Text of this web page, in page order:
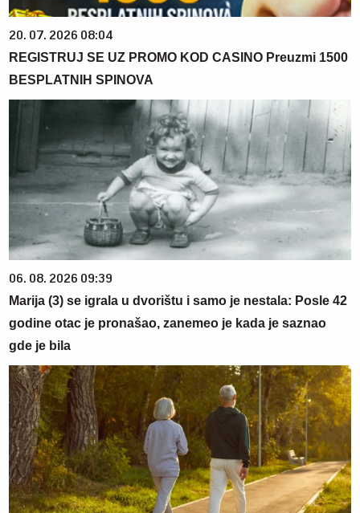
20. 07. 2026 08:04
REGISTRUJ SE UZ PROMO KOD CASINO Preuzmi 1500
BESPLATNIH SPINOVA
06. 08. 2026 09:39
Marija (3) se igrala u dvorištu i samo je nestala: Posle 42
godine otac je pronašao, zanemeo je kada je saznao
gde je bila